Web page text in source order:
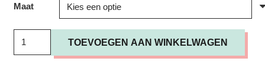
Maat
Top
TOEVOEGEN AAN WINKELWAGEN